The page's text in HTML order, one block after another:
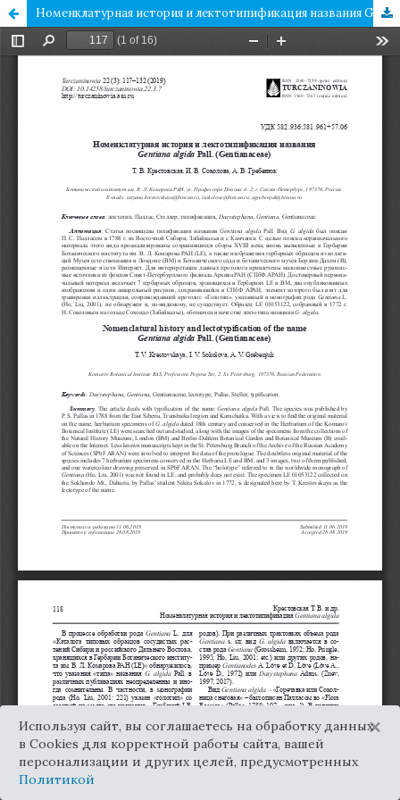
Номенклатурная история и лектотипификация названия Gentiana algida Pall. (Gentianaceae)
Используя сайт, вы соглашаетесь на обработку данных
в Cookies для корректной работы сайта, вашей
персонализации и других целей, предусмотренных
Политикой
×